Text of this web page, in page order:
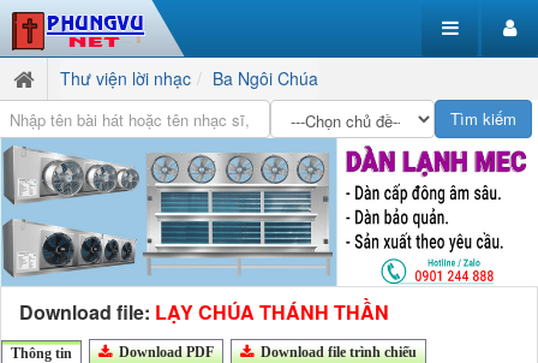
Thư viện lời nhạc Ba Ngôi Chúa
Download file: LẠY CHÚA THÁNH THẦN
Thông tin Download PDF Download file trình chiếu